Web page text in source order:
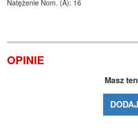
Natężenie Nom. (A): 16
OPINIE
Masz